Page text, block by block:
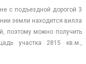
с подъездной дорогой 3
земли находится вилла
поэтому можно получить
участка 2815 кв.м.,